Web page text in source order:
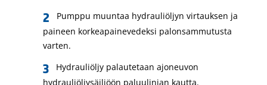
Pumppu muuntaa hydrauliöljyn virtauksen ja
paineen korkeapainevedeksi palonsammutusta
varten.
Hydrauliöljy palautetaan ajoneuvon
hydrauliöljysäiliöön paluulinjan kautta.